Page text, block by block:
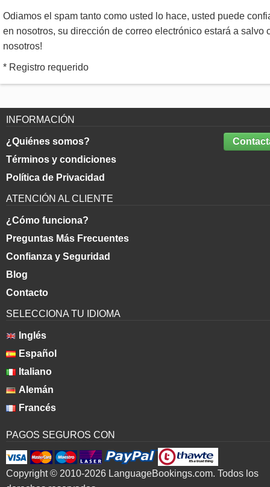
Odiamos el spam tanto como usted lo hace, usted puede
en nosotros, su dirección de correo electrónico estará a salvo
nosotros!
* Registro requerido
INFORMACIÓN
¿Quiénes somos?
Términos y condiciones
Política de Privacidad
ATENCIÓN AL CLIENTE
¿Cómo funciona?
Preguntas Más Frecuentes
Confianza y Seguridad
Blog
Contacto
SELECCIONA TU IDIOMA
Inglés
Español
Italiano
Alemán
Francés
PAGOS SEGUROS CON
Copyright © 2010-2026 LanguageBookings.com. Todos los